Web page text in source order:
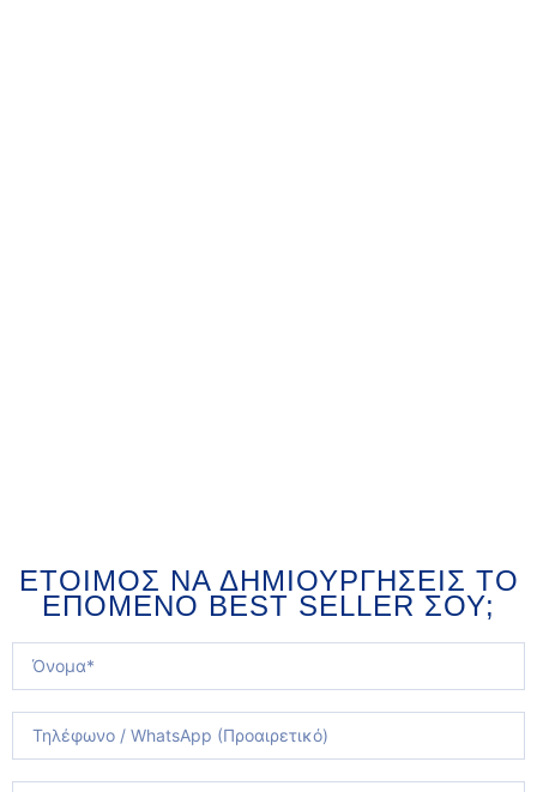
ΈΤΟΙΜΟΣ ΝΑ ΔΗΜΙΟΥΡΓΉΣΕΙΣ ΤΟ
ΕΠΌΜΕΝΟ BEST SELLER ΣΟΥ;